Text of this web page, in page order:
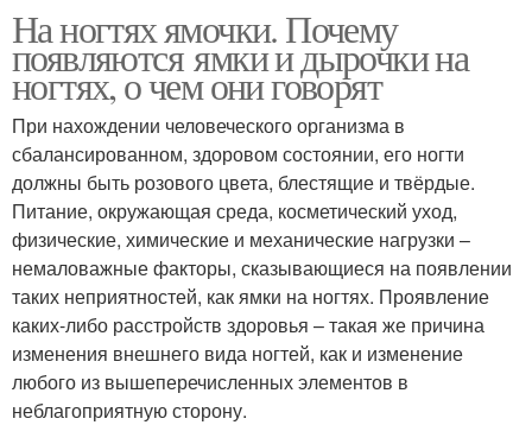
На ногтях ямочки. Почему
появляются ямки и дырочки на
ногтях, о чем они говорят
При нахождении человеческого организма в
сбалансированном, здоровом состоянии, его ногти
должны быть розового цвета, блестящие и твёрдые.
Питание, окружающая среда, косметический уход,
физические, химические и механические нагрузки –
немаловажные факторы, сказывающиеся на появлении
таких неприятностей, как ямки на ногтях. Проявление
каких-либо расстройств здоровья – такая же причина
изменения внешнего вида ногтей, как и изменение
любого из вышеперечисленных элементов в
неблагоприятную сторону.